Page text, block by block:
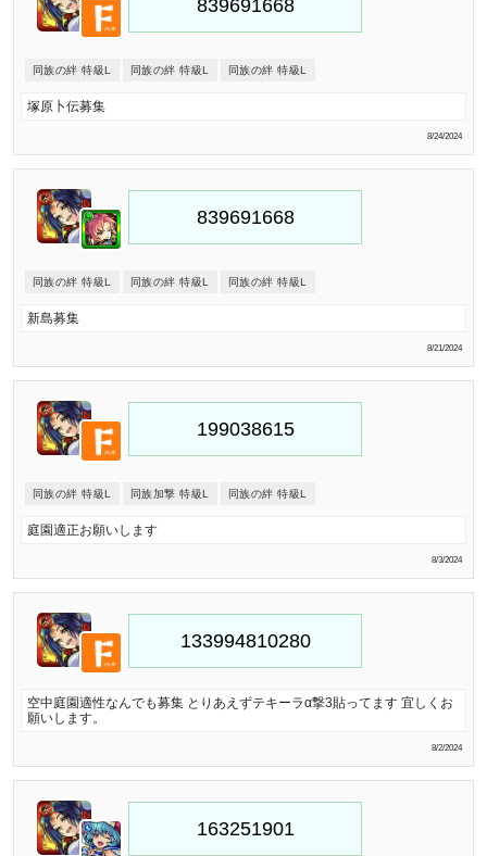
同族の絆 特級L 同族の絆 特級L 同族の絆 特級L
塚原卜伝募集
8/24/2024
同族の絆 特級L 同族の絆 特級L 同族の絆 特級L
新島募集
8/21/2024
同族の絆 特級L 同族加撃 特級L 同族の絆 特級L
庭園適正お願いします
8/3/2024
空中庭園適性なんでも募集 とりあえずテキーラα撃3貼ってます 宜しくお
願いします。
8/2/2024